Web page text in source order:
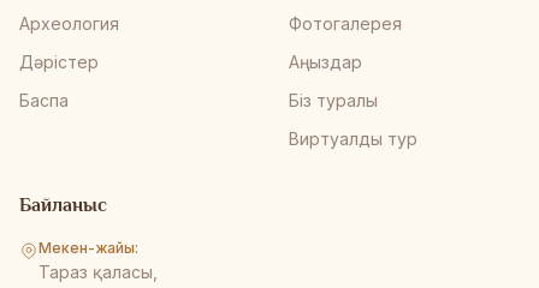
Археология
Дәрістер
Баспа
Фотогалерея
Аңыздар
Біз туралы
Виртуалды тур
Байланыс
Мекен-жайы:
Тараз қаласы,